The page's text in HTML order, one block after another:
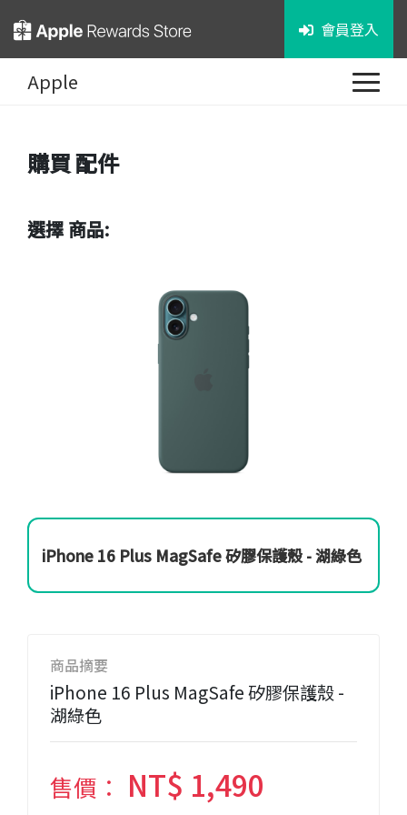
會員登入
Apple
購買配件
選擇 商品:
iPhone 16 Plus MagSafe 矽膠保護殼 - 湖綠色
商品摘要
iPhone 16 Plus MagSafe 矽膠保護殼 -
湖綠色
售價： NT$ 1,490